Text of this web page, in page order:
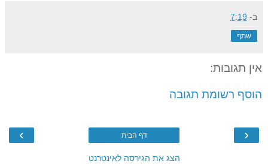
ב- 7:19
שתף
אין תגובות:
הוסף רשומת תגובה
‹
› דף הבית
הצג את הגירסה לאינטרנט